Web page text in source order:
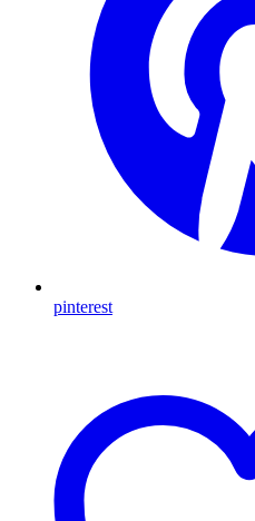
pinterest